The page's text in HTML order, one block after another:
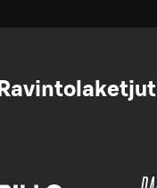
Ravintolaketjut